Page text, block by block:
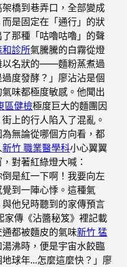
橋到巷弄口，全部變成
是固定在「通行」的狀
那種「咕嚕咕嚕」的聲
和診所氣騰騰的白霧從燈
以名狀的——麵粉蒸煮過
度發酵？」廖沾沾是個
味都極度敏感。他聞出
區健檢極度巨大的麵團因
上的行人陷入了混亂。
無論從哪個方向看，都
新竹 職業醫學科小心翼翼
對著紅綠燈大喊：
倒是紅一下啊！我要向左
到一陣心悸。這種氣
他兒時聽到的家傳預言
家傳《沾醬秘笈》裡記載
都被麵皮的氣味新竹 猛
沸時，便是宇宙水餃臨
球年…怎麼這麼快？」廖